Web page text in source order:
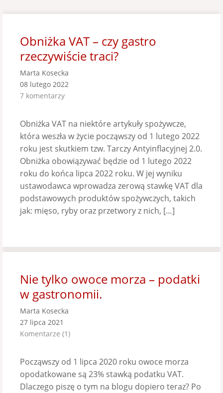
Obniżka VAT – czy gastro
rzeczywiście traci?
Marta Kosecka
08 lutego 2022
7 komentarzy
Obniżka VAT na niektóre artykuły spożywcze,
która weszła w życie począwszy od 1 lutego 2022
roku jest skutkiem tzw. Tarczy Antyinflacyjnej 2.0.
Obniżka obowiązywać będzie od 1 lutego 2022
roku do końca lipca 2022 roku. W jej wyniku
ustawodawca wprowadza zerową stawkę VAT dla
podstawowych produktów spożywczych, takich
jak: mięso, ryby oraz przetwory z nich, […]
Nie tylko owoce morza – podatki
w gastronomii.
Marta Kosecka
27 lipca 2021
Komentarze (1)
Począwszy od 1 lipca 2020 roku owoce morza
opodatkowane są 23% stawką podatku VAT.
Dlaczego piszę o tym na blogu dopiero teraz? Po